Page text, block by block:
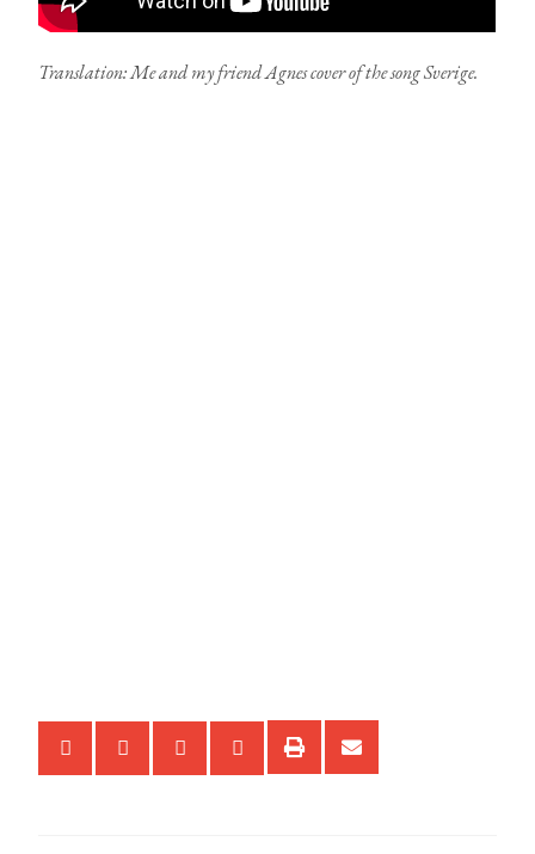
Translation: Me and my friend Agnes cover of the song Sverige.